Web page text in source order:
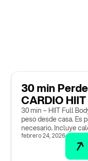
30 min
CARDIO
30 min – HIIT Full
peso desde casa. Es
necesario. Incluye
febrero 24, 2026